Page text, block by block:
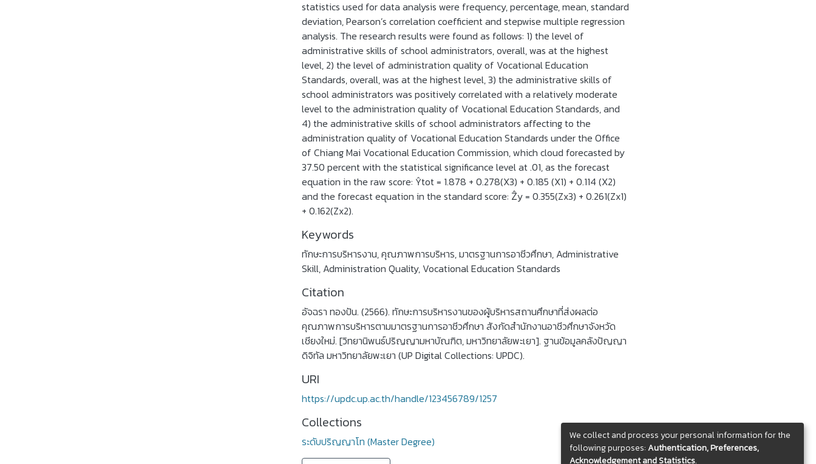
statistics used for data analysis were frequency, percentage, mean, standard
deviation, Pearson’s correlation coefficient and stepwise multiple regression
analysis. The research results were found as follows: 1) the level of
administrative skills of school administrators, overall, was at the highest
level, 2) the level of administration quality of Vocational Education
Standards, overall, was at the highest level, 3) the administrative skills of
school administrators was positively correlated with a relatively moderate
level to the administration quality of Vocational Education Standards, and
4) the administrative skills of school administrators affecting to the
administration quality of Vocational Education Standards under the Office
of Chiang Mai Vocational Education Commission, which cloud forecasted by
37.50 percent with the statistical significance level at .01, as the forecast
equation in the raw score: Ŷtot = 1.878 + 0.278(X3) + 0.185 (X1) + 0.114 (X2)
and the forecast equation in the standard score: Ẑy = 0.355(Zx3) + 0.261(Zx1)
+ 0.162(Zx2).
Keywords
ทักษะการบริหารงาน,คุณภาพการบริหาร,มาตรฐานการอาชีวศึกษา, Administrative
Skill, Administration Quality, Vocational Education Standards
Citation
อัจฉรา ทองปัน. (2566). ทักษะการบริหารงานของผู้บริหารสถานศึกษาที่ส่งผลต่อ
คุณภาพการบริหารตามมาตรฐานการอาชีวศึกษา สังกัดสำนักงานอาชีวศึกษาจังหวัด
เชียงใหม่. [วิทยานิพนธ์ปริญญามหาบัณฑิต, มหาวิทยาลัยพะเยา]. ฐานข้อมูลคลังปัญญา
ดิจิทัล มหาวิทยาลัยพะเยา (UP Digital Collections: UPDC).
URI
https://updc.up.ac.th/handle/123456789/1257
Collections
ระดับปริญญาโท (Master Degree)
We collect and process your personal information for the
following purposes:Authentication, Preferences,
Acknowledgement and Statistics.